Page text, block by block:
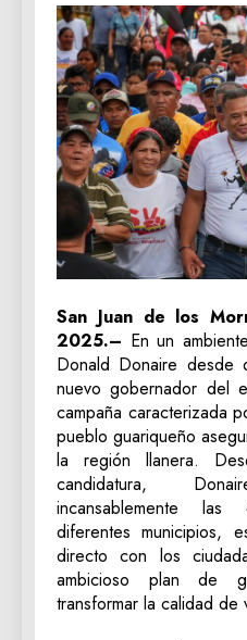
San Juan de los
2025.– En un
Donald Donaire
nuevo gobernador del
campaña caracterizada
pueblo guariqueño
la región llanera.
candidatura,
incansablemente
diferentes municipios,
directo con los
ambicioso plan de
transformar la calidad de